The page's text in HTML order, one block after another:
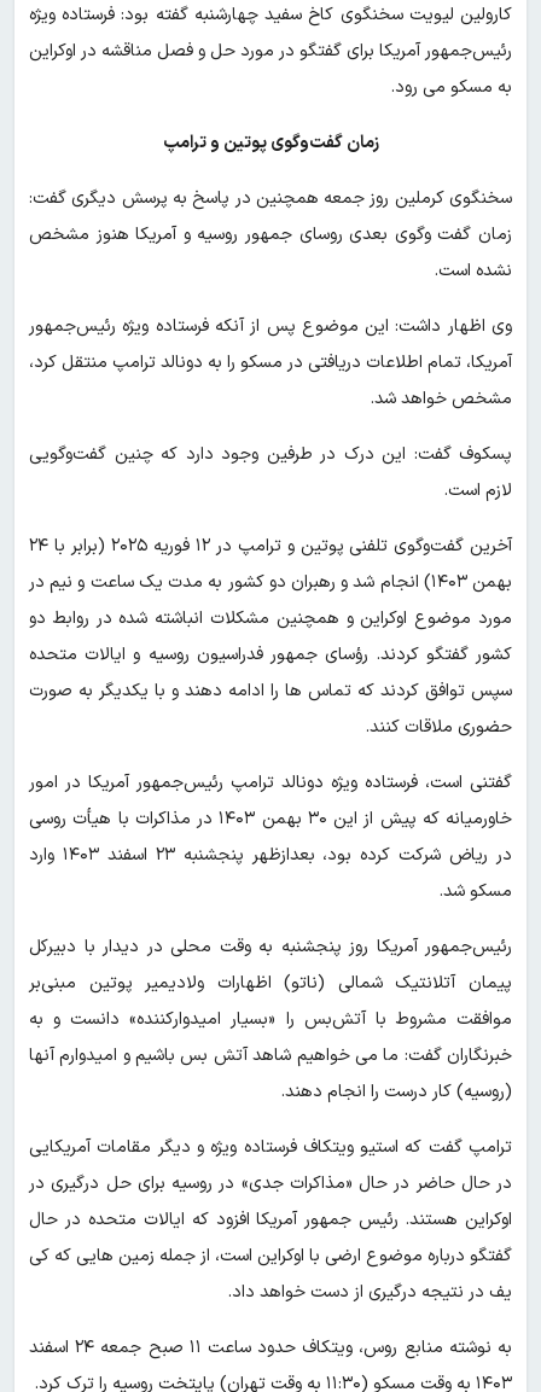
کارولین لیویت سخنگوی کاخ سفید چهارشنبه گفته بود: فرستاده ویژه
رئیس‌جمهور آمریکا برای گفتگو در مورد حل و فصل مناقشه در اوکراین
به مسکو می رود.
زمان گفت‌وگوی پوتین و ترامپ
سخنگوی کرملین روز جمعه همچنین در پاسخ به پرسش دیگری گفت:‌
زمان گفت وگوی بعدی روسای جمهور روسیه و آمریکا هنوز مشخص
نشده است.
وی اظهار داشت: این موضوع پس از آنکه فرستاده ویژه رئیس‌جمهور
آمریکا، تمام اطلاعات دریافتی در مسکو را به دونالد ترامپ منتقل کرد،
مشخص خواهد شد.
پسکوف گفت: این درک در طرفین وجود دارد که چنین گفت‌وگویی
لازم است.
آخرین گفت‌وگوی تلفنی پوتین و ترامپ در ۱۲ فوریه ۲۰۲۵ (برابر با ۲۴
بهمن ۱۴۰۳) انجام شد و رهبران دو کشور به مدت یک ساعت و نیم در
مورد موضوع اوکراین و همچنین مشکلات انباشته شده در روابط دو
کشور گفتگو کردند. رؤسای جمهور فدراسیون روسیه و ایالات متحده
سپس توافق کردند که تماس ها را ادامه دهند و با یکدیگر به صورت
حضوری ملاقات کنند.
گفتنی است، فرستاده ویژه دونالد ترامپ رئیس‌جمهور آمریکا در امور
خاورمیانه که پیش از این ۳۰ بهمن ۱۴۰۳ در مذاکرات با هیأت روسی
در ریاض شرکت کرده بود، بعدازظهر پنجشنبه ۲۳ اسفند ۱۴۰۳ وارد
مسکو شد.
رئیس‌جمهور آمریکا روز پنجشنبه به وقت محلی در دیدار با دبیرکل
پیمان آتلانتیک شمالی (ناتو) اظهارات ولادیمیر پوتین مبنی‌بر
موافقت مشروط با آتش‌بس را «بسیار امیدوارکننده» دانست و به
خبرنگاران گفت: ما می خواهیم شاهد آتش بس باشیم و امیدوارم آنها
(روسیه) کار درست را انجام دهند.
ترامپ گفت که استیو ویتکاف فرستاده ویژه و دیگر مقامات آمریکایی
در حال حاضر در حال «مذاکرات جدی» در روسیه برای حل درگیری در
اوکراین هستند. رئیس جمهور آمریکا افزود که ایالات متحده در حال
گفتگو درباره موضوع ارضی با اوکراین است، از جمله زمین هایی که کی
یف در نتیجه درگیری از دست خواهد داد.
به نوشته منابع روس، ویتکاف حدود ساعت ۱۱ صبح جمعه ۲۴ اسفند
۱۴۰۳ به وقت مسکو (۱۱:۳۰ به وقت تهران) پایتخت روسیه را ترک کرد.